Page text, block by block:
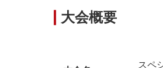
大会概要
スペ